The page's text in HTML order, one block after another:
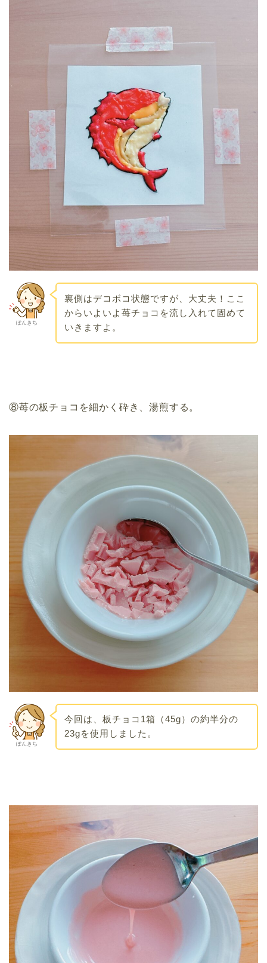
ぽんきち
裏側はデコボコ状態ですが、大丈夫！ここ
からいよいよ苺チョコを流し入れて固めて
いきますよ。
⑧苺の板チョコを細かく砕き、湯煎する。
ぽんきち
今回は、板チョコ1箱（45g）の約半分の
23gを使用しました。